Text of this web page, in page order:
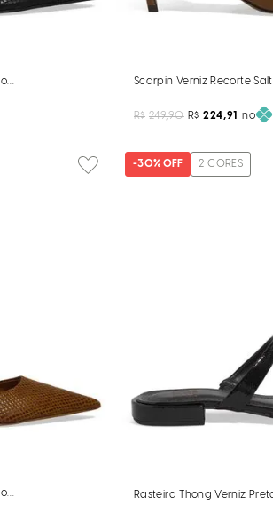
Médio Preto Scarpin Verniz Recorte
R$ 249,90 R$ 224,91 no
Médio Caramelo Ginger
-30% OFF 2 CORES
Rasteira Thong Verniz